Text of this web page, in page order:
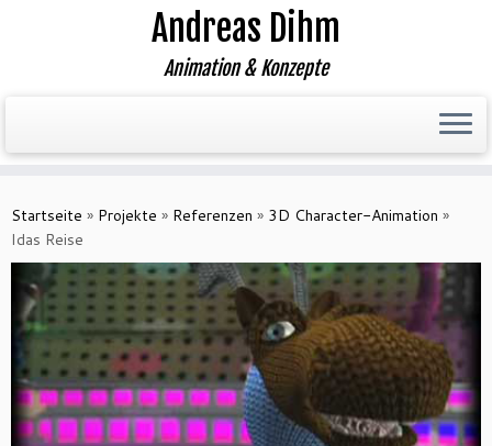
Inhalt
springen
Andreas Dihm
Animation & Konzepte
Startseite » Projekte » Referenzen » 3D Character-Animation »
Idas Reise